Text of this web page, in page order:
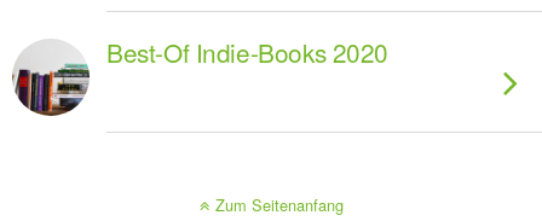
Best-Of Indie-Books 2020
Zum Seitenanfang